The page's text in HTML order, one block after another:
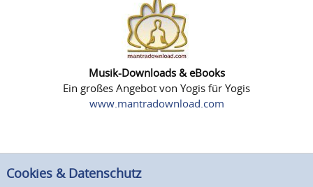
Musik-Downloads & eBooks
Ein großes Angebot von Yogis für Yogis
www.mantradownload.com
Cookies & Datenschutz